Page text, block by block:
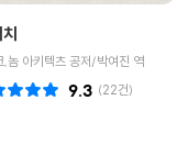
,놈 아키텍츠 공저/박여진 역
(22건)
9.3